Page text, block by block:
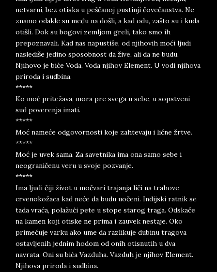
netvarni, bez otiska u peščanoj pustinji čovečanstva. Ne
znamo odakle su među na došli, a kad odu, zašto su i kuda
otišli. Dok su bogovi zemljom greli, tako smo ih
prepoznavali. Kad nas napustiše, od njihovih moći ljudi
naslediše jedino sposobnost da žive, ali da ne budu.
Njihovo je biće Voda. Voda njihov Element. U vodi njihova
priroda i sudbina.
*****
Ko moć pritežava, mora pre svega u sebe, u sopstveni
sud poverenja imati.
*****
Moć nameće odgovornosti koje zahtevaju i lične žrtve.
*****
Moć je uvek sama. Za savetnika ima ona samo sebe i
neograničenu veru u svoje pozvanje.
*****
Ima ljudi čiji život u močvari trajanja liči na trahove
crvenokožaca kad neće da budu uočeni. Indijski ratnik se
tada vraća, polažući pete u stope starog traga. Odskače
na kamen koji otiske ne prima i zauvek nestaje. Oko
primećuje varku ako ume da razlikuje dubinu tragova
ostavljenih jednim hodom od onih otisnutih u dva
navrata. Oni su bića Vazduha. Vazduh je njihov Element.
Njihova priroda i sudbina.